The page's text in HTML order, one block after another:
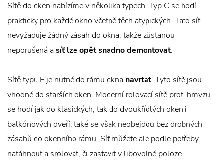
Sítě do oken nabízíme v několika typech. Typ C se hodí
prakticky pro každé okno včetně těch atypických. Tato síť
nevyžaduje žádný zásah do okna, takže zůstanou
neporušená asíť lze opět snadno demontovat.
Sítě typu E je nutné do rámu okna navrtat. Tyto sítě jsou
vhodné do starších oken. Moderní rolovací sítě proti hmyzu
se hodí jak do klasických, tak do dvoukřídlých oken i
balkónových dveří, také se však neobejdou bez drobných
zásahů do okenního rámu. Síť můžete ale podle potřeby
natáhnout a srolovat, či zastavit v libovolné poloze.